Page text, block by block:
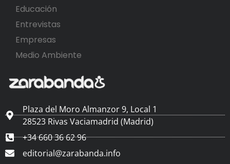
Educación
Entrevistas
Empresas
Medio Ambiente
Plaza del Moro Almanzor 9, Local 1
28523 Rivas Vaciamadrid (Madrid)
+34 660 36 62 96
editorial@zarabanda.info